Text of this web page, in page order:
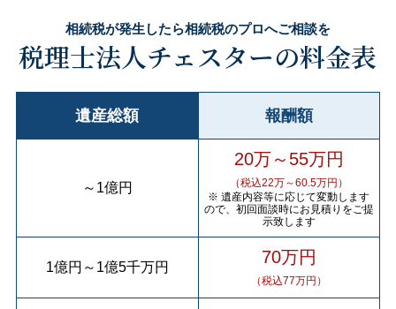
相続税が発生したら相続税のプロへご相談を
税理士法人チェスターの料金表
遺産総額 報酬額
～ 1億円
20万～55万円
（税込22万～60.5万円）
※ 遺産内容等に応じて変動します
ので、初回面談時にお見積りをご提
示致します
1億円 ～ 1億5千万円 70万円
（税込77万円）